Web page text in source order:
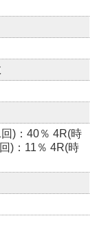
)：40％ 4R(時
)：11％ 4R(時